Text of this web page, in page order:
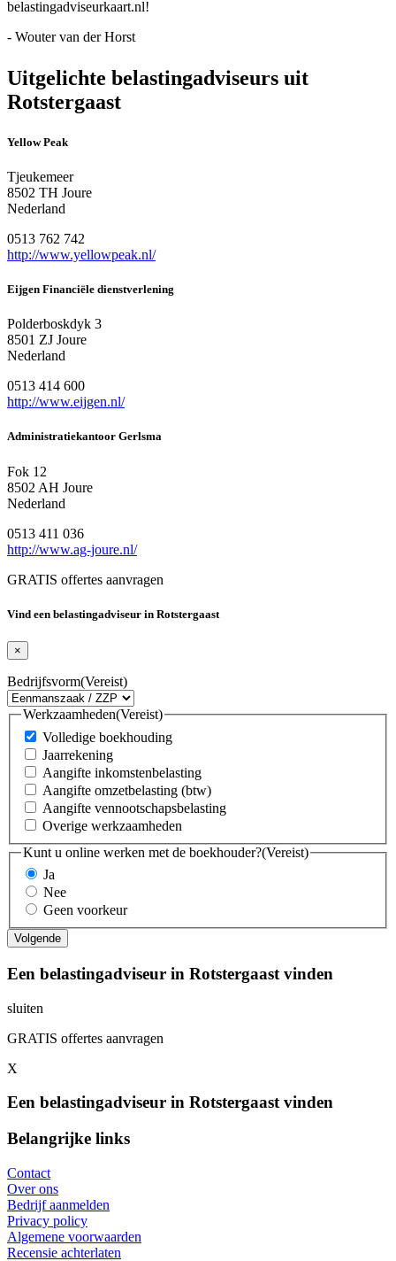
belastingadviseurkaart.nl!
- Wouter van der Horst
Uitgelichte belastingadviseurs uit
Rotstergaast
Yellow Peak
Tjeukemeer
8502 TH Joure
Nederland
0513 762 742
http://www.yellowpeak.nl/
Eijgen Financiële dienstverlening
Polderboskdyk 3
8501 ZJ Joure
Nederland
0513 414 600
http://www.eijgen.nl/
Administratiekantoor Gerlsma
Fok 12
8502 AH Joure
Nederland
0513 411 036
http://www.ag-joure.nl/
GRATIS offertes aanvragen
Vind een belastingadviseur in Rotstergaast
×
Bedrijfsvorm(Vereist)
Werkzaamheden(Vereist)
Volledige boekhouding
Jaarrekening
Aangifte inkomstenbelasting
Aangifte omzetbelasting (btw)
Aangifte vennootschapsbelasting
Overige werkzaamheden
Kunt u online werken met de boekhouder?(Vereist)
Ja
Nee
Geen voorkeur
Een belastingadviseur in Rotstergaast vinden
sluiten
GRATIS offertes aanvragen
X
Een belastingadviseur in Rotstergaast vinden
Belangrijke links
Contact
Over ons
Bedrijf aanmelden
Privacy policy
Algemene voorwaarden
Recensie achterlaten